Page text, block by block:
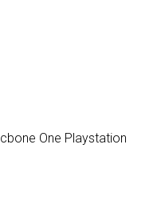
One Playstation